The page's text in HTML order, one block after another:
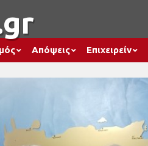
Απόψεις Επιχειρείν